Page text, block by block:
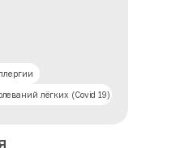
лёгких (Covid 19)